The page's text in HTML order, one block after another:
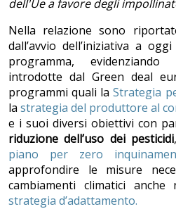
dell'Ue a favore degli
Nella relazione sono
dall’avvio dell’iniziativa a
programma,
introdotte dal Green deal
programmi quali laStrategia
la strategia del produttore al
e i suoi diversi obiettivi con
riduzione dell’uso dei pesticidi
piano per zero
approfondire le misure
cambiamenti climatici anche
strategia d’adattamento.